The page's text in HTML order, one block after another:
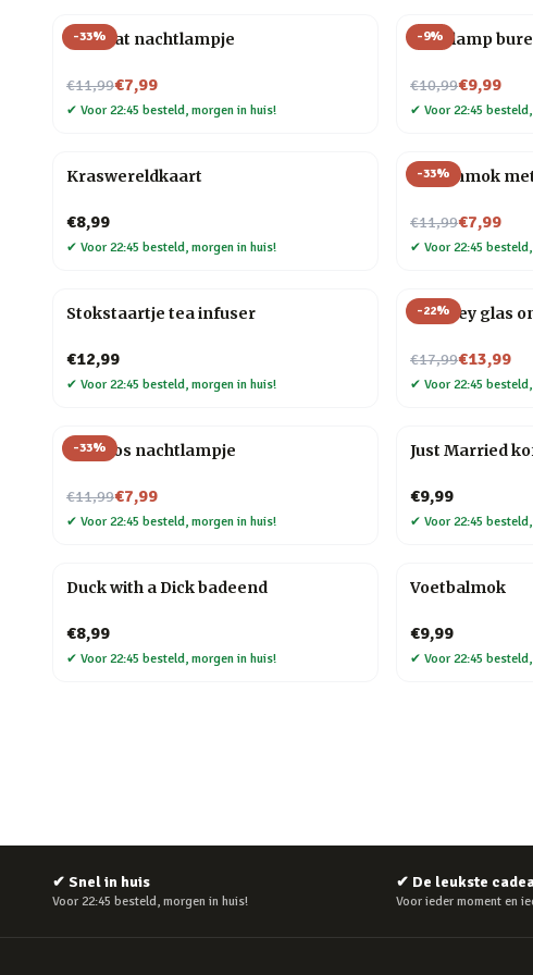
-33%
Mini kat nachtlampje
€11,99
Nu voor€7,99
✔ Voor 22:45 besteld, morgen in huis!
-9%
Gloeilamp
€10,99
Nu voor€9,99
✔ Voor 22:45
Kraswereldkaart
€8,99
✔ Voor 22:45 besteld, morgen in huis!
-33%
Dierenmok
€11,99
Nu voor€7,99
✔ Voor 22:45
Stokstaartje tea infuser
€12,99
✔ Voor 22:45 besteld, morgen in huis!
-22%
Whiskey glas
€17,99
Nu voor€13,99
✔ Voor 22:45
-33%
Mini vos nachtlampje
€11,99
Nu voor€7,99
✔ Voor 22:45 besteld, morgen in huis!
Just Married
€9,99
✔ Voor 22:45
Duck with a Dick badeend
€8,99
✔ Voor 22:45 besteld, morgen in huis!
Voetbalmok
€9,99
✔ Voor 22:45
✔ Snel in huis
Voor 22:45 besteld, morgen in huis!
✔ De leukste
Voor ieder moment en